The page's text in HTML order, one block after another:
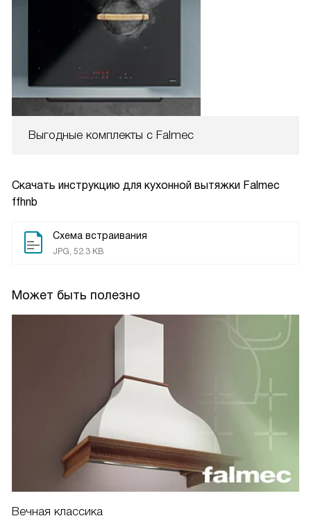
Выгодные комплекты с Falmec
Скачать инструкцию для кухонной вытяжки Falmec
ffhnb
Схема встраивания
JPG, 52.3 KB
Может быть полезно
Вечная классика